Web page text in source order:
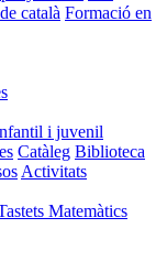
català Formació en
i juvenil
Catàleg Biblioteca
Activitats
Matemàtics